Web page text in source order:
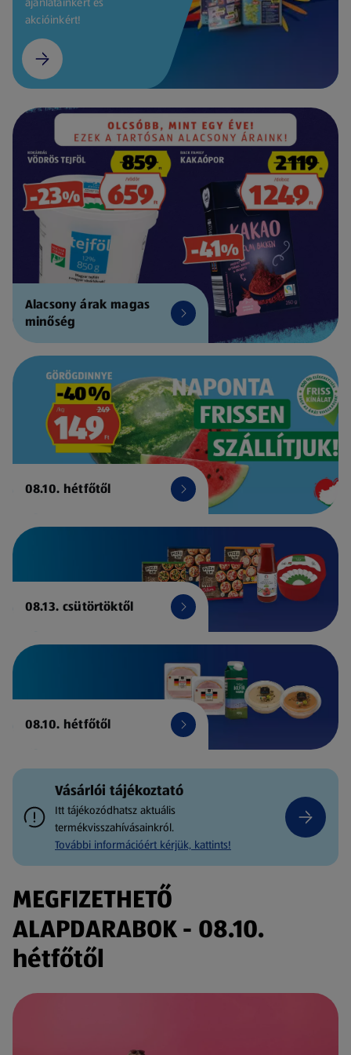
akcióinkért!
Alacsony árak magas
minőség
08.10. hétfőtől
08.13. csütörtöktől
08.10. hétfőtől
Vásárlói tájékoztató
Itt tájékozódhatsz aktuális
termékvisszahívásainkról.
További információért kérjük, kattints!
MEGFIZETHETŐ
ALAPDARABOK - 08.10.
hétfőtől